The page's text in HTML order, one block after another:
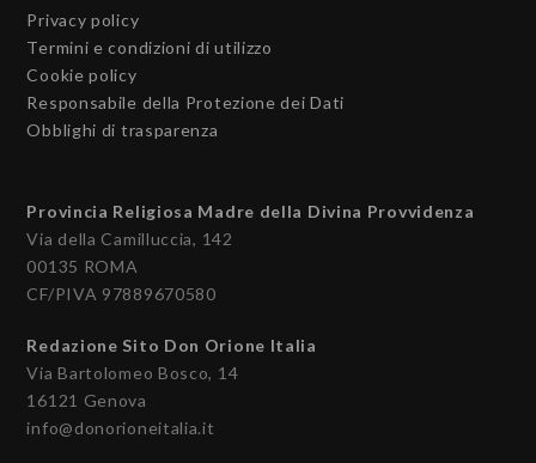
Privacy policy
Termini e condizioni di utilizzo
Cookie policy
Responsabile della Protezione dei Dati
Obblighi di trasparenza
Provincia Religiosa Madre della Divina Provvidenza
Via della Camilluccia, 142
00135 ROMA
CF/PIVA 97889670580
Redazione Sito Don Orione Italia
Via Bartolomeo Bosco, 14
16121 Genova
info@donorioneitalia.it